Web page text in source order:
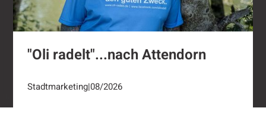
"Oli radelt"...nach Attendorn
Stadtmarketing|08/2026